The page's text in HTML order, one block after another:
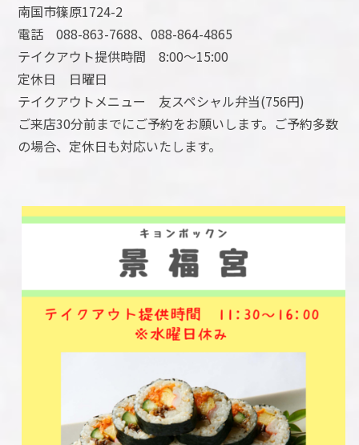
南国市篠原1724-2
電話 088-863-7688、088-864-4865
テイクアウト提供時間 8:00～15:00
定休日 日曜日
テイクアウトメニュー 友スペシャル弁当(756円)
ご来店30分前までにご予約をお願いします。ご予約多数
の場合、定休日も対応いたします。